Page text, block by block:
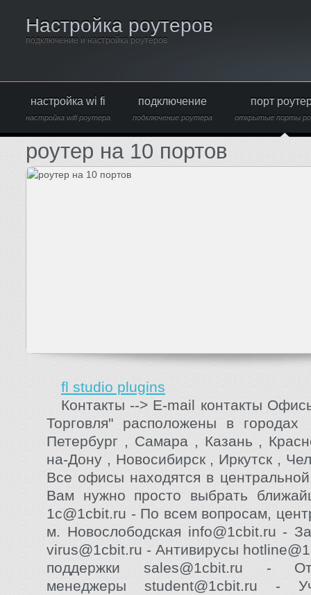
Настройка роутеров
подключение и настройка роутеров
настройка wi fi
настройка wifi роутера
подключение
подключение роутера
порт
открытые порты
роутер на 10 портов
fl studio plugins
Контакты --> E-mail контакты
Торговля" расположены в
Петербург , Самара , Казань ,
на-Дону , Новосибирск , Иркутск ,
Все офисы находятся в
Вам нужно просто выбрать
1c@1cbit.ru - По всем вопросам,
м. Новослободская info@1cbit.ru -
virus@1cbit.ru - Антивирусы
поддержки sales@1cbit.ru -
менеджеры student@1cbit.ru -